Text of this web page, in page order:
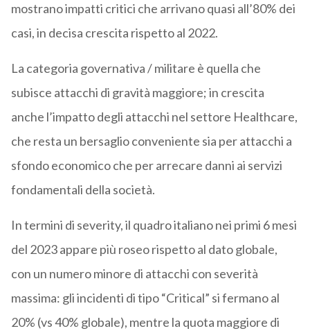
mostrano impatti critici che arrivano quasi all’80% dei
casi, in decisa crescita rispetto al 2022.
La categoria governativa / militare è quella che
subisce attacchi di gravità maggiore; in crescita
anche l’impatto degli attacchi nel settore Healthcare,
che resta un bersaglio conveniente sia per attacchi a
sfondo economico che per arrecare danni ai servizi
fondamentali della società.
In termini di severity, il quadro italiano nei primi 6 mesi
del 2023 appare più roseo rispetto al dato globale,
con un numero minore di attacchi con severità
massima: gli incidenti di tipo “Critical” si fermano al
20% (vs 40% globale), mentre la quota maggiore di